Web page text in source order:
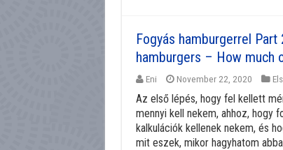
Fogyás hamburgerrel
hamburgers – How much
Eni November 22, 2020
Az első lépés, hogy fel kellett
mennyi kell nekem, ahhoz, hogy
kalkulációk kellenek nekem, és
mit eszek, mikor hagyhatom